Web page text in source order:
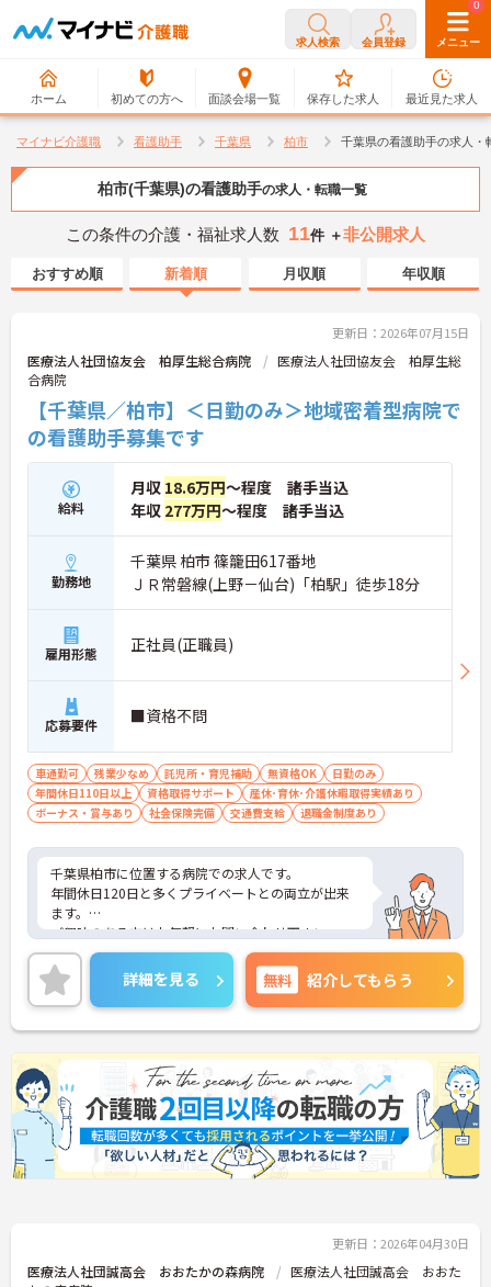
求人検索 会員登録 メニュー
ホーム 初めての方へ 面談会場一覧
0
保存した求人
0
最近見た求人
マイナビ介護職 看護助手 千葉県 柏市 千葉県の看護助手の求人・
柏市(千葉県)の看護助手の求人・転職一覧
この条件の介護・福祉求人数 11件 ＋非公開求人
おすすめ順 新着順 月収順 年収順
更新日：2026年07月15日
医療法人社団協友会 柏厚生総合病院
医療法人社団協友会 柏厚生総
合病院
【千葉県／柏市】＜日勤のみ＞地域密着型病院で
の看護助手募集です
給料
月収 18.6万円～程度 諸手当込
年収 277万円～程度 諸手当込
勤務地
千葉県 柏市 篠籠田617番地
ＪＲ常磐線(上野－仙台)「柏駅」徒歩18分
雇用形態 正社員(正職員)
応募要件 ■資格不問
車通勤可 残業少なめ 託児所・育児補助 無資格OK
日勤のみ
年間休日110日以上
資格取得サポート
産休･育休･介護休暇取得実績あり
ボーナス・賞与あり
社会保険完備 交通費支給 退職金制度あり
千葉県柏市に位置する病院での求人です。
年間休日120日と多くプライベートとの両立が出来
ます。
ご興味のある方はお気軽にお問い合わせ下さい。
詳細を見る 無料 紹介してもらう
更新日：2026年04月30日
医療法人社団誠高会 おおたかの森病院
医療法人社団誠高会 おおた